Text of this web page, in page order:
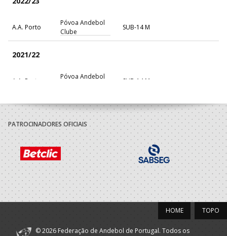
A.A. Porto
Póvoa Andebol
Clube
SUB-14 M
2021/22
A.A. Porto
Póvoa Andebol
SUB-14 M
PATROCINADORES OFICIAIS
TOPO
HOME
© 2026 Federação de Andebol de Portugal. Todos os